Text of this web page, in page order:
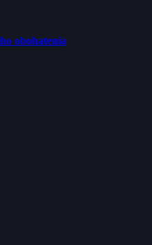
obohatenia